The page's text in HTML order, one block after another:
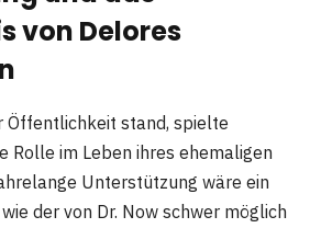
von Delores
Öffentlichkeit stand, spielte
Rolle im Leben ihres ehemaligen
Unterstützung wäre ein
der von Dr. Now schwer möglich